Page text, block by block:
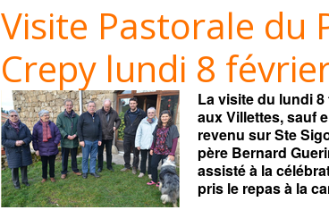
Visite Pastorale du
Crepy lundi 8
La visite du lundi
aux Villettes, sauf
revenu sur Ste
père Bernard
assisté à la
pris le repas à la